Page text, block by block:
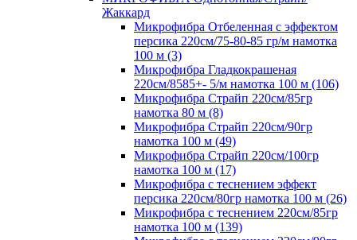
Жаккард
Микрофибра Отбеленная с эффектом
персика 220см/75-80-85 гр/м намотка
100 м (3)
Микрофибра Гладкокрашеная
220см/8585+- 5/м намотка 100 м (106)
Микрофибра Страйп 220см/85гр
намотка 80 м (8)
Микрофибра Страйп 220см/90гр
намотка 100 м (49)
Микрофибра Страйп 220см/100гр
намотка 100 м (17)
Микрофибра с теснением эффект
персика 220см/80гр намотка 100 м (26)
Микрофибра с теснением 220см/85гр
намотка 100 м (139)